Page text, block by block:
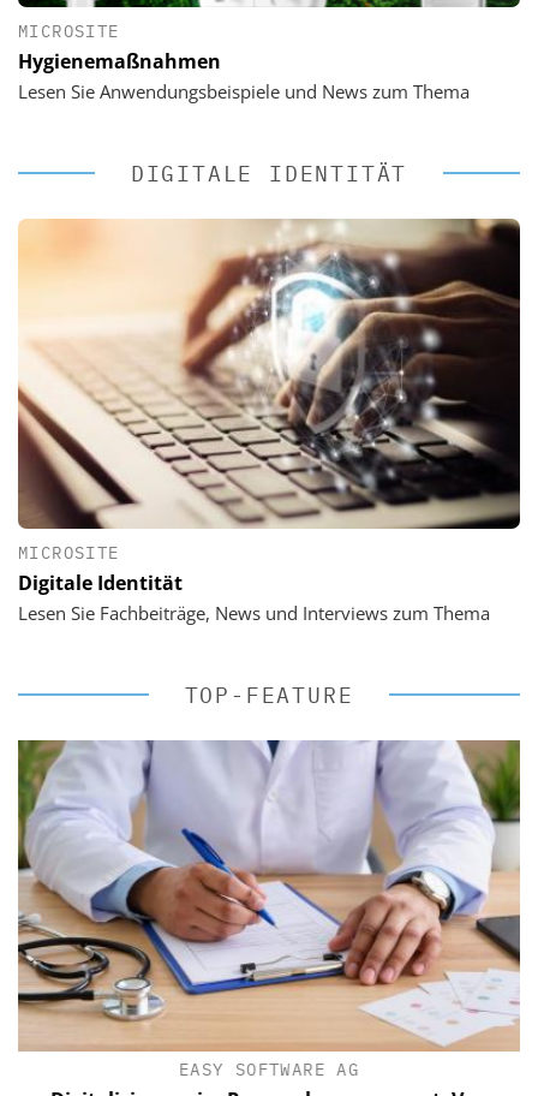
MICROSITE
Hygienemaßnahmen
Lesen Sie Anwendungsbeispiele und News zum Thema
DIGITALE IDENTITÄT
MICROSITE
Digitale Identität
Lesen Sie Fachbeiträge, News und Interviews zum Thema
TOP-FEATURE
EASY SOFTWARE AG